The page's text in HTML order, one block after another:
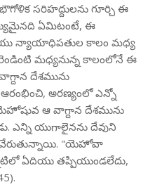
సరిహద్దులను గూర్చి ఈ
ఏమిటంటే, ఈ
న్యాయాధిపతుల కాలం మధ్య
మధ్యనున్న కాలంలోనే ఈ
దేశమును
అరణ్యంలో ఎన్నో
ఆ వాగ్దాన దేశమును
ఎన్ని యుగాలైనను దేవుని
"యెహోవా
ఏదియు తప్పియుండలేదు,